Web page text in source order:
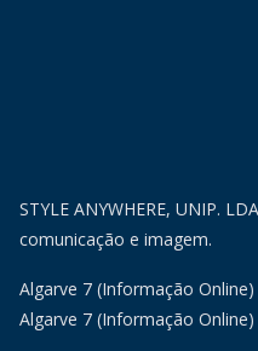
STYLE ANYWHERE, UNIP.
comunicação e imagem.
Algarve 7 (Informação Online)
Algarve 7 (Informação Online)